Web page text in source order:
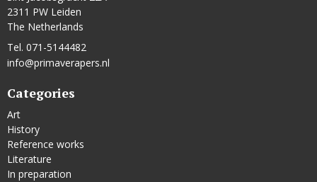
2311 PW Leiden
The Netherlands
Tel. 071-5144482
info@primaverapers.nl
Categories
Art
History
Reference works
Literature
In preparation